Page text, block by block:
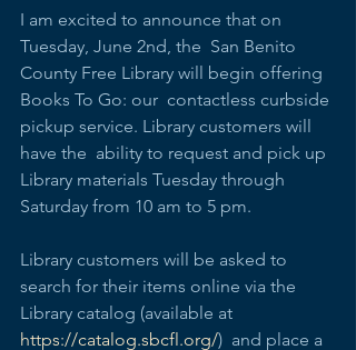
I am excited to announce that on
Tuesday, June 2nd, the  San Benito
County Free Library will begin offering
Books To Go: our  contactless curbside
pickup service. Library customers will
have the  ability to request and pick up
Library materials Tuesday through
Saturday from 10 am to 5 pm.
Library customers will be asked to
search for their items online via the
Library catalog (available at
https://catalog.sbcfl.org/)  and place a